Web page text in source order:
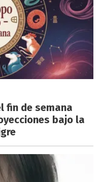
fin de semana
bajo la